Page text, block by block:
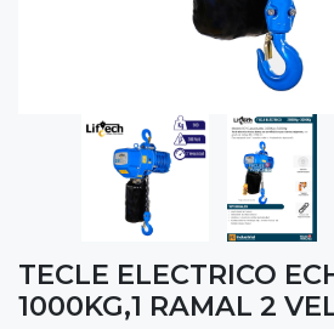
TECLE ELECTRICO
1000KG,1 RAMAL 2